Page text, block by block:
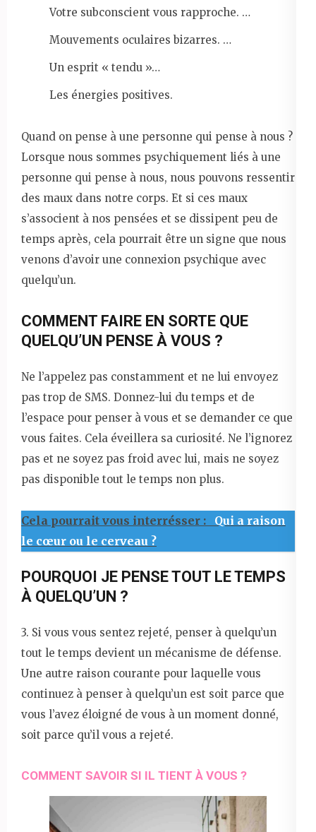
Votre subconscient vous rapproche. …
Mouvements oculaires bizarres. …
Un esprit « tendu »…
Les énergies positives.
Quand on pense à une personne qui pense à nous ?
Lorsque nous sommes psychiquement liés à une
personne qui pense à nous, nous pouvons ressentir
des maux dans notre corps. Et si ces maux
s’associent à nos pensées et se dissipent peu de
temps après, cela pourrait être un signe que nous
venons d’avoir une connexion psychique avec
quelqu’un.
COMMENT FAIRE EN SORTE QUE
QUELQU’UN PENSE À VOUS ?
Ne l’appelez pas constamment et ne lui envoyez
pas trop de SMS. Donnez-lui du temps et de
l’espace pour penser à vous et se demander ce que
vous faites. Cela éveillera sa curiosité. Ne l’ignorez
pas et ne soyez pas froid avec lui, mais ne soyez
pas disponible tout le temps non plus.
Cela pourrait vous interrésser :
Qui a raison
le cœur ou le cerveau ?
POURQUOI JE PENSE TOUT LE TEMPS
À QUELQU’UN ?
3. Si vous vous sentez rejeté, penser à quelqu’un
tout le temps devient un mécanisme de défense.
Une autre raison courante pour laquelle vous
continuez à penser à quelqu’un est soit parce que
vous l’avez éloigné de vous à un moment donné,
soit parce qu’il vous a rejeté.
COMMENT SAVOIR SI IL TIENT À VOUS ?